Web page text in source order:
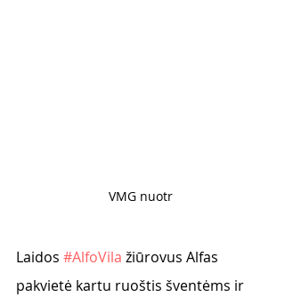
VMG nuotr
Laidos #AlfoVila žiūrovus Alfas
pakvietė kartu ruoštis šventėms ir